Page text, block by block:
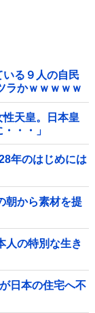
いる９人の自民
ラかｗｗｗｗｗ
性天皇。日本皇
・・」
年のはじめには
朝から素材を提
人の特別な生き
日本の住宅へ不